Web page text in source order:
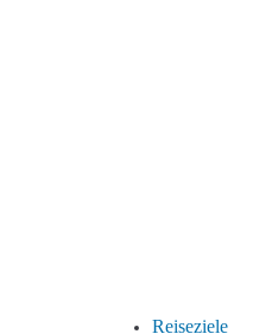
Reiseziele